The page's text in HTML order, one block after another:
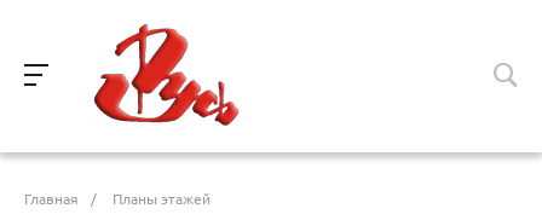
Главная / Планы этажей